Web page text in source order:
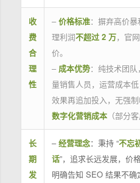
收
费
合
理
性
– 价格标准：摒弃高价
理利润不超过 2 万，官
价。
– 成本优势：纯技术团
量销售人员，运营成本
效果再追加投入，无强
数字化营销成本（部分客
长
期
发
–经营理念：秉持 “不忘
话”，追求长远发展，价
明确告知 SEO 结果不